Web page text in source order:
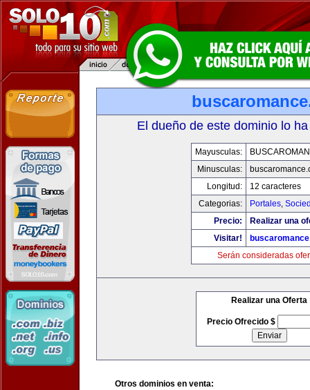
El dueño de este dominio lo
Mayusculas:
Minusculas:
Longitud:
12 caracteres
Categorias:
Portales,
Precio:
Realizar una
Visitar!
Serán consideradas
Realizar una Oferta
Precio Ofrecido $
Otros dominios en venta: